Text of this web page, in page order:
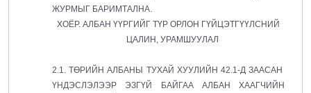
ЖУРМЫГ БАРИМТАЛНА.
ХОЁР. АЛБАН ҮҮРГИЙГ ТҮР ОРЛОН ГҮЙЦЭТГҮҮЛСНИЙ
ЦАЛИН, УРАМШУУЛАЛ
2.1. ТӨРИЙН АЛБАНЫ ТУХАЙ ХУУЛИЙН 42.1-Д ЗААСАН
ҮНДЭСЛЭЛЭЭР ЭЗГҮЙ БАЙГАА АЛБАН ХААГЧИЙН